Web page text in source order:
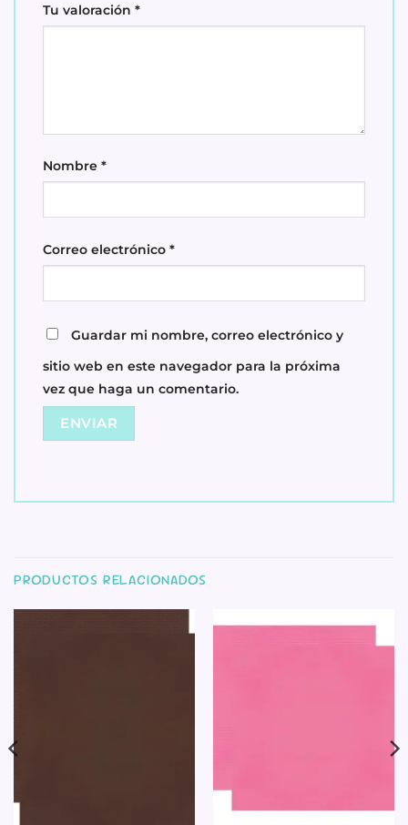
Tu valoración *
Nombre *
Correo electrónico *
Guardar mi nombre, correo electrónico y
sitio web en este navegador para la próxima
vez que haga un comentario.
PRODUCTOS RELACIONADOS